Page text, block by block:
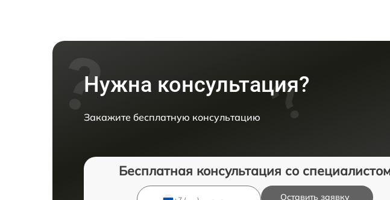
Нужна консультация?
Закажите бесплатную консультацию
Бесплатная консультация со
Оставить заявку